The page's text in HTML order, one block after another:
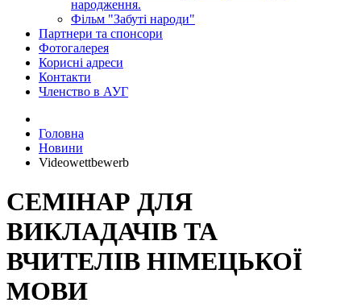
народження.
Фільм "Забуті народи"
Партнери та спонсори
Фотогалерея
Корисні адреси
Контакти
Членство в АУГ
Головна
Новини
Videowettbewerb
СЕМІНАР ДЛЯ
ВИКЛАДАЧІВ ТА
ВЧИТЕЛІВ НІМЕЦЬКОЇ
МОВИ